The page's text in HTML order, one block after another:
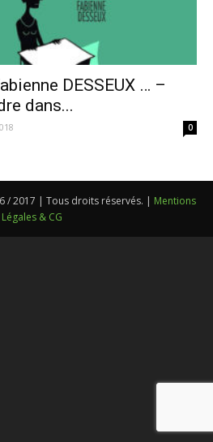
voix
DESSEUX … –
dans...
0
/ 2017 | Tous droits réservés. | Mentions
Légales & CG